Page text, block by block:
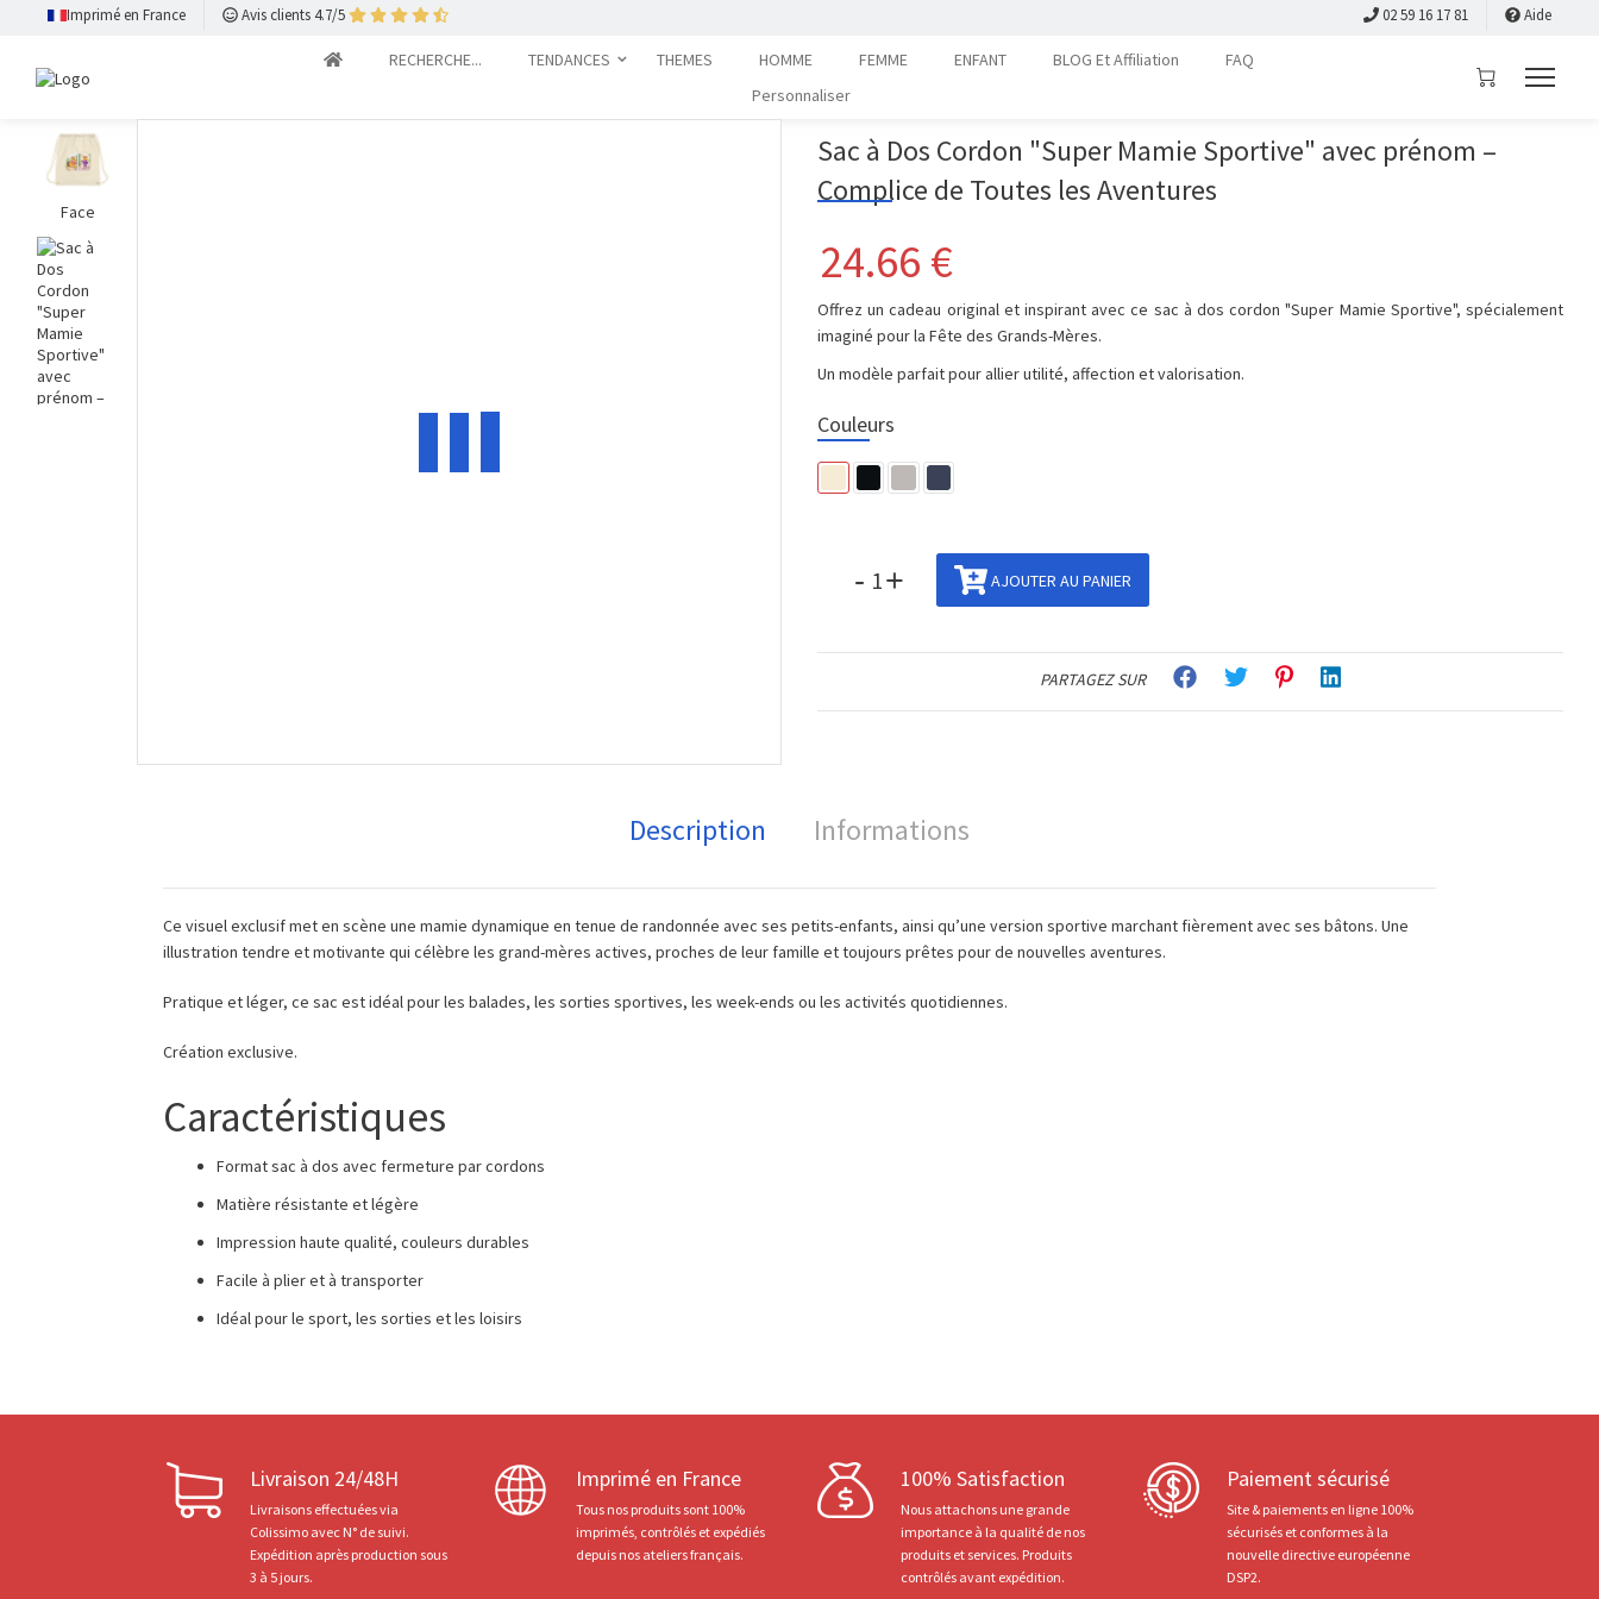
Imprimé en France Avis clients 4.7/5 02 59 16 17 81 Aide
RECHERCHE... TENDANCES THEMES HOMME FEMME ENFANT BLOG Et Affiliation
FAQ
Personnaliser
Face
Sac à Dos Cordon "Super Mamie Sportive" avec prénom –
Complice de Toutes les Aventures
24.66 €
Offrez un cadeau original et inspirant avec ce sac à dos cordon "Super Mamie Sportive", spécialement
imaginé pour la Fête des Grands-Mères.
Un modèle parfait pour allier utilité, affection et valorisation.
Couleurs
- + AJOUTER AU PANIER
PARTAGEZ SUR
Description Informations
Ce visuel exclusif met en scène une mamie dynamique en tenue de randonnée avec ses petits-enfants, ainsi qu’une version sportive marchant fièrement avec ses bâtons. Une
illustration tendre et motivante qui célèbre les grand-mères actives, proches de leur famille et toujours prêtes pour de nouvelles aventures.
Pratique et léger, ce sac est idéal pour les balades, les sorties sportives, les week-ends ou les activités quotidiennes.
Création exclusive.
Caractéristiques
Format sac à dos avec fermeture par cordons
Matière résistante et légère
Impression haute qualité, couleurs durables
Facile à plier et à transporter
Idéal pour le sport, les sorties et les loisirs
Livraison 24/48H
Livraisons effectuées via
Colissimo avec N° de suivi.
Expédition après production sous
3 à 5 jours.
Imprimé en France
Tous nos produits sont 100%
imprimés, contrôlés et expédiés
depuis nos ateliers français.
100% Satisfaction
Nous attachons une grande
importance à la qualité de nos
produits et services. Produits
contrôlés avant expédition.
Paiement sécurisé
Site & paiements en ligne 100%
sécurisés et conformes à la
nouvelle directive européenne
DSP2.